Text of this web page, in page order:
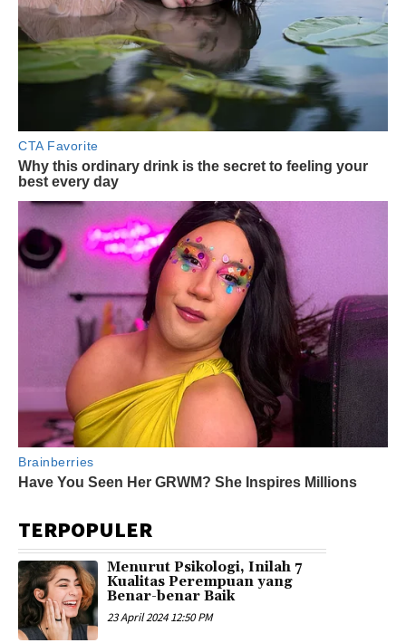
TERPOPULER
Menurut Psikologi, Inilah 7
Kualitas Perempuan yang
Benar-benar Baik
23 April 2024 12:50 PM